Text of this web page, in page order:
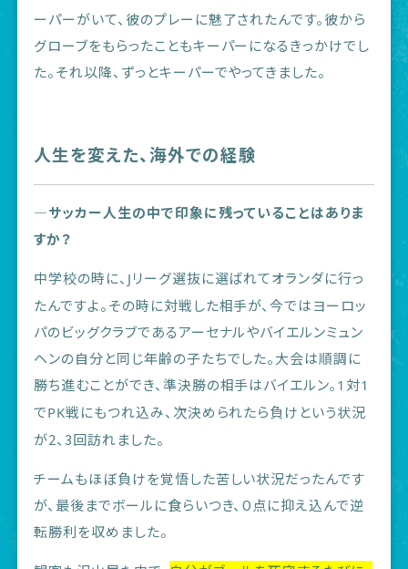
ーパーがいて、彼のプレーに魅了されたんです。彼から
グローブをもらったこともキーパーになるきっかけでし
た。それ以降、ずっとキーパーでやってきました。
人生を変えた、海外での経験
―サッカー人生の中で印象に残っていることはありま
すか？
中学校の時に、 J リーグ選抜に選ばれてオランダに行っ
たんですよ。その時に対戦した相手が、今ではヨーロッ
パのビッグクラブであるアーセナルやバイエルンミュン
ヘンの自分と同じ年齢の子たちでした。大会は順調に
勝ち進むことができ、準決勝の相手はバイエルン。 1 対1
でPK戦にもつれ込み、 次決められたら負けという状況
が2、3回訪れました。
チームもほぼ負けを覚悟した苦しい状況だったんです
が、最後までボールに食らいつき、０点に抑え込んで逆
転勝利を収めました。